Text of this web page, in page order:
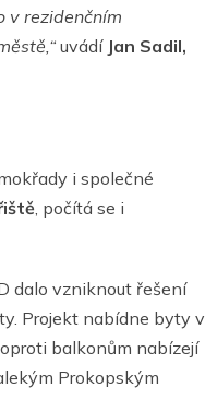
v rezidenčním
uvádí Jan Sadil,
i společné
, počítá se i
dalo vzniknout řešení
Projekt nabídne byty v
balkonům nabízejí
Prokopským